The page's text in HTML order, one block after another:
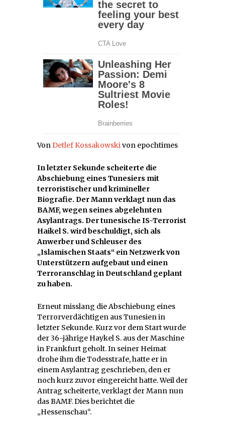
VonDetlef Kossakowskivon epochtimes
In letzter Sekunde scheiterte die
Abschiebung eines Tunesiers mit
terroristischer und krimineller
Biografie. Der Mann verklagt nun das
BAMF, wegen seines abgelehnten
Asylantrags. Der tunesische IS-Terrorist
Haikel S. wird beschuldigt, sich als
Anwerber und Schleuser des
„Islamischen Staats“ ein Netzwerk von
Unterstützern aufgebaut und einen
Terroranschlag in Deutschland geplant
zu haben.
Erneut misslang die Abschiebung eines
Terrorverdächtigen aus Tunesien in
letzter Sekunde. Kurz vor dem Start wurde
der 36-jährige Haykel S. aus der Maschine
in Frankfurt geholt. In seiner Heimat
drohe ihm die Todesstrafe, hatte er in
einem Asylantrag geschrieben, den er
noch kurz zuvor eingereicht hatte. Weil der
Antrag scheiterte, verklagt der Mann nun
das BAMF. Dies berichtet die
„Hessenschau“.